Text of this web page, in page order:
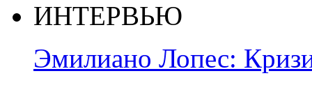
ИНТЕРВЬЮ
Эмилиано Лопес: